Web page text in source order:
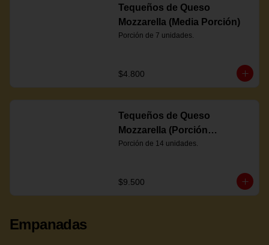
Tequeños de Queso
Mozzarella (Media Porción)
Porción de 7 unidades.
$4.800
Tequeños de Queso
Mozzarella (Porción
Completa)
Porción de 14 unidades.
$9.500
Empanadas